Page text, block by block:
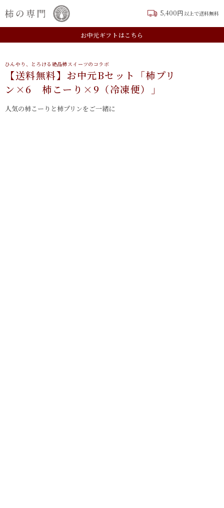
新規会員登録はこちら
お中元ギフトはこちら
5,400円以上で送料無料
ひんやり、とろける絶品柿スイーツのコラボ
【送料無料】お中元Bセット「柿プリ
ン×6 柿こーり×9（冷凍便）」
人気の柿こーりと柿プリンをご一緒に